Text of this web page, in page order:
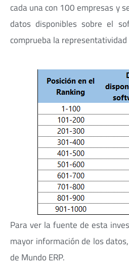
cada una con 100 empresas y
datos disponibles sobre el
comprueba la
Para ver la fuente de esta
mayor información de los
de Mundo ERP.